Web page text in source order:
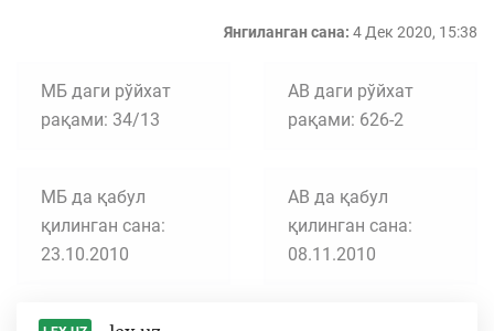
Янгиланган сана: 4 Дек 2020, 15:38
МБ даги рўйхат
рақами: 34/13
АВ даги рўйхат
рақами: 626-2
МБ да қабул
қилинган сана:
23.10.2010
АВ да қабул
қилинган сана:
08.11.2010